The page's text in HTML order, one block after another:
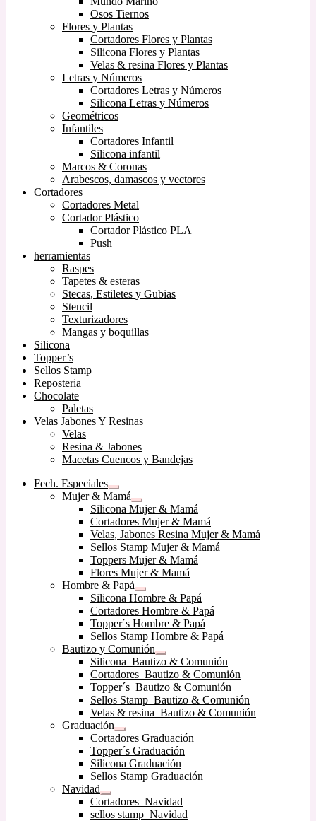
Osos Tiernos
Flores y Plantas
Cortadores Flores y Plantas
Silicona Flores y Plantas
Velas & resina Flores y Plantas
Letras y Números
Cortadores Letras y Números
Silicona Letras y Números
Geométricos
Infantiles
Cortadores Infantil
Silicona infantil
Marcos & Coronas
Arabescos, damascos y vectores
Cortadores
Cortadores Metal
Cortador Plástico
Cortador Plástico PLA
Push
herramientas
Raspes
Tapetes & esteras
Stecas, Estiletes y Gubias
Stencil
Texturizadores
Mangas y boquillas
Silicona
Topper’s
Sellos Stamp
Reposteria
Chocolate
Paletas
Velas Jabones Y Resinas
Velas
Resina & Jabones
Macetas Cuencos y Bandejas
Fech. Especiales
Expandir
el
menú
hijo
Mujer & Mamá
Expandir
el
menú
hijo
Silicona Mujer & Mamá
Cortadores Mujer & Mamá
Velas, Jabones Resina Mujer & Mamá
Sellos Stamp Mujer & Mamá
Toppers Mujer & Mamá
Flores Mujer & Mamá
Hombre & Papá
Expandir
el
menú
hijo
Silicona Hombre & Papá
Cortadores Hombre & Papá
Topper´s Hombre & Papá
Sellos Stamp Hombre & Papá
Bautizo y Comunión
Expandir
el
menú
hijo
Silicona Bautizo & Comunión
Cortadores Bautizo & Comunión
Topper´s Bautizo & Comunión
Sellos Stamp Bautizo & Comunión
Velas & resina Bautizo & Comunión
Graduación
Expandir
el
menú
hijo
Cortadores Graduación
Topper´s Graduación
Silicona Graduación
Sellos Stamp Graduación
Navidad
Expandir
el
menú
Cortadores Navidad
sellos stamp Navidad